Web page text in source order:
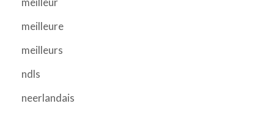
meilleure
meilleurs
ndls
neerlandais